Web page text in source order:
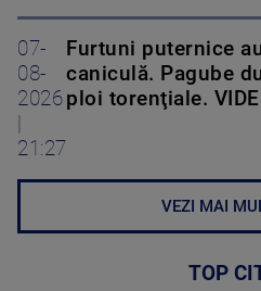
07-
08-
2026
21:27
Furtuni puternice
caniculă. Pagube
ploi torenţiale.
VEZI MAI
TOP